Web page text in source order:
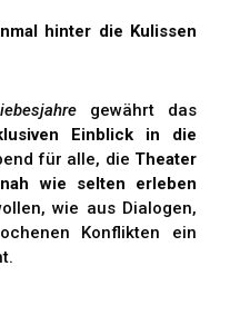
hinter die Kulissen
gewährt das
Einblick in die
für alle, die Theater
wie selten erleben
wie aus Dialogen,
Konflikten ein